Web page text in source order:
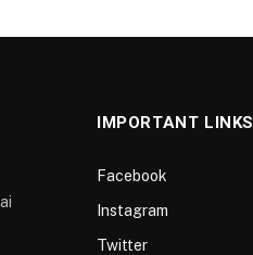
IMPORTANT LINKS
Facebook
Instagram
Twitter